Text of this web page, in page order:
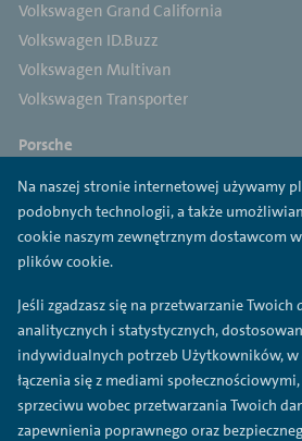
Volkswagen Grand California
Volkswagen ID.Buzz
Volkswagen Multivan
Volkswagen Transporter
Porsche
Porsche 911
Porsche Panamera
Porsche Macan
Porsche Taycan
Cupra
Cupra Ateca
Cupra Born
Na naszej stronie internetowej używamy
podobnych technologii, a także
cookie naszym zewnętrznym dostawcom
plików cookie.
Jeśli zgadzasz się na przetwarzanie Twoich
analitycznych i statystycznych,
indywidualnych potrzeb Użytkowników, w
łączenia się z mediami
sprzeciwu wobec przetwarzania Twoich
zapewnienia poprawnego oraz